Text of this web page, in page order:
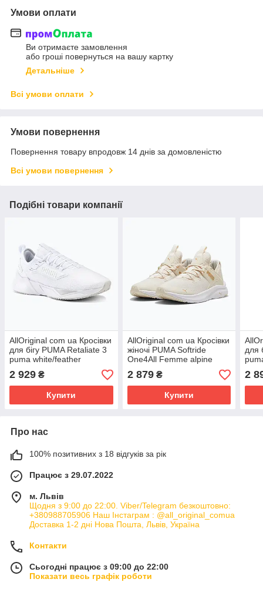
Умови оплати
Ви отримаєте замовлення
або гроші повернуться на вашу картку
Детальніше
Всі умови оплати
Умови повернення
Повернення товару впродовж 14 днів за домовленістю
Всі умови повернення
Подібні товари компанії
AllOriginal com ua Кросівки
для бігу PUMA Retaliate 3
puma white/feather
gray/puma black РОЗМІРИ
ЗАПИТУЙТЕ
2 929 ₴
Купити
AllOriginal com ua Кросівки
жіночі PUMA Softride
One4All Femme alpine
snow/puma white/gold
РОЗМІРИ ЗАПИТУЙТЕ
2 879₴
Купити
для
2
Про нас
100% позитивних з 18 відгуків за рік
Працює з 29.07.2022
м. Львів
Щодня з 9:00 до 22:00. Viber/Telegram безкоштовно:
+380988705906 Наш Інстаграм : @all_original_comua
Доставка 1-2 дні Нова Пошта, Львів, Україна
Контакти
Сьогодні працює з 09:00 до 22:00
Показати весь графік роботи